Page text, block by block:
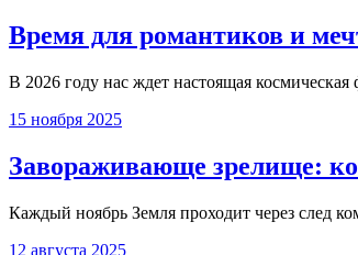
Время для романтиков и
В 2026 году нас ждет настоящая
15 ноября 2025
Завораживающе зрелище:
Каждый ноябрь Земля проходит через след
12 августа 2025